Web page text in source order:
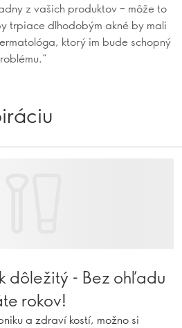
z vašich produktov – môže to
trpiace dlhodobým akné by mali
ktorý im bude schopný
dôležitý - Bez ohľadu
rokov!
a zdraví kostí, možno si